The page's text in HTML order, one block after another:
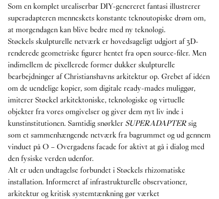
Som en komplet urealiserbar DIY-genereret fantasi illustrerer
superadapteren menneskets konstante teknoutopiske drøm om,
at morgendagen kan blive bedre med ny teknologi.
Støckels skulpturelle netværk er hovedsageligt udgjort af 3D-
renderede geometriske figurer hentet fra open source-filer. Men
indimellem de pixellerede former dukker skulpturelle
bearbejdninger af Christianshavns arkitektur op. Grebet af idéen
om de uendelige kopier, som digitale ready-mades muliggør,
imiterer Støckel arkitektoniske, teknologiske og virtuelle
objekter fra vores omgivelser og giver dem nyt liv inde i
kunstinstitutionen. Samtidig snørkler SUPERADAPTERsig
som et sammenhængende netværk fra bagrummet og ud gennem
vinduet på O – Overgadens facade for aktivt at gå i dialog med
den fysiske verden udenfor.
Alt er uden undtagelse forbundet i Støckels rhizomatiske
installation. Informeret af infrastrukturelle observationer,
arkitektur og kritisk systemtænkning gør værket